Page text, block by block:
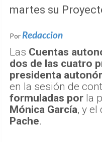
martes su
Por Redaccion
Las Cuentas
dos de las cuatro
presidenta
en la sesión de
formuladas por la
Mónica García, y el
Pache.